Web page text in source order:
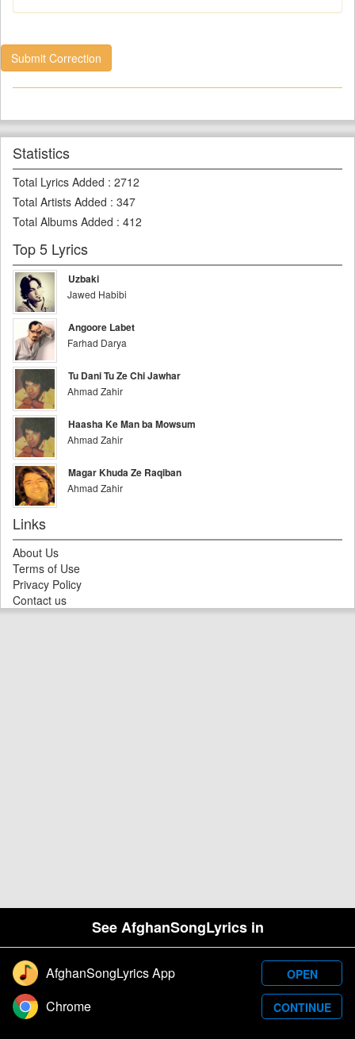
See AfghanSongLyrics in
AfghanSongLyrics App OPEN
Chrome CONTINUE
Submit Correction
Statistics
Total Lyrics Added : 2712
Total Artists Added : 347
Total Albums Added : 412
Top 5 Lyrics
Uzbaki
Jawed Habibi
Angoore Labet
Farhad Darya
Tu Dani Tu Ze Chi Jawhar
Ahmad Zahir
Haasha Ke Man ba Mowsum
Ahmad Zahir
Magar Khuda Ze Raqiban
Ahmad Zahir
Links
About Us
Terms of Use
Privacy Policy
Contact us
Designed and developed by Samim Wafa. Â© 2026